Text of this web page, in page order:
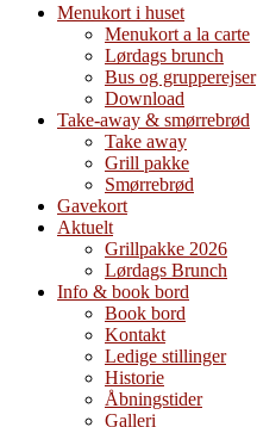
Menukort i huset
Menukort a la carte
Lørdags brunch
Bus og grupperejser
Download
Take-away & smørrebrød
Take away
Grill pakke
Smørrebrød
Gavekort
Aktuelt
Grillpakke 2026
Lørdags Brunch
Info & book bord
Book bord
Kontakt
Ledige stillinger
Historie
Åbningstider
Galleri